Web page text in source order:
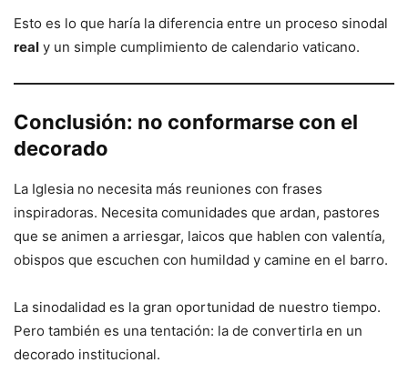
Esto es lo que haría la diferencia entre un proceso sinodal
real y un simple cumplimiento de calendario vaticano.
Conclusión: no conformarse con el
decorado
La Iglesia no necesita más reuniones con frases
inspiradoras. Necesita comunidades que ardan, pastores
que se animen a arriesgar, laicos que hablen con valentía,
obispos que escuchen con humildad y camine en el barro.
La sinodalidad es la gran oportunidad de nuestro tiempo.
Pero también es una tentación: la de convertirla en un
decorado institucional.